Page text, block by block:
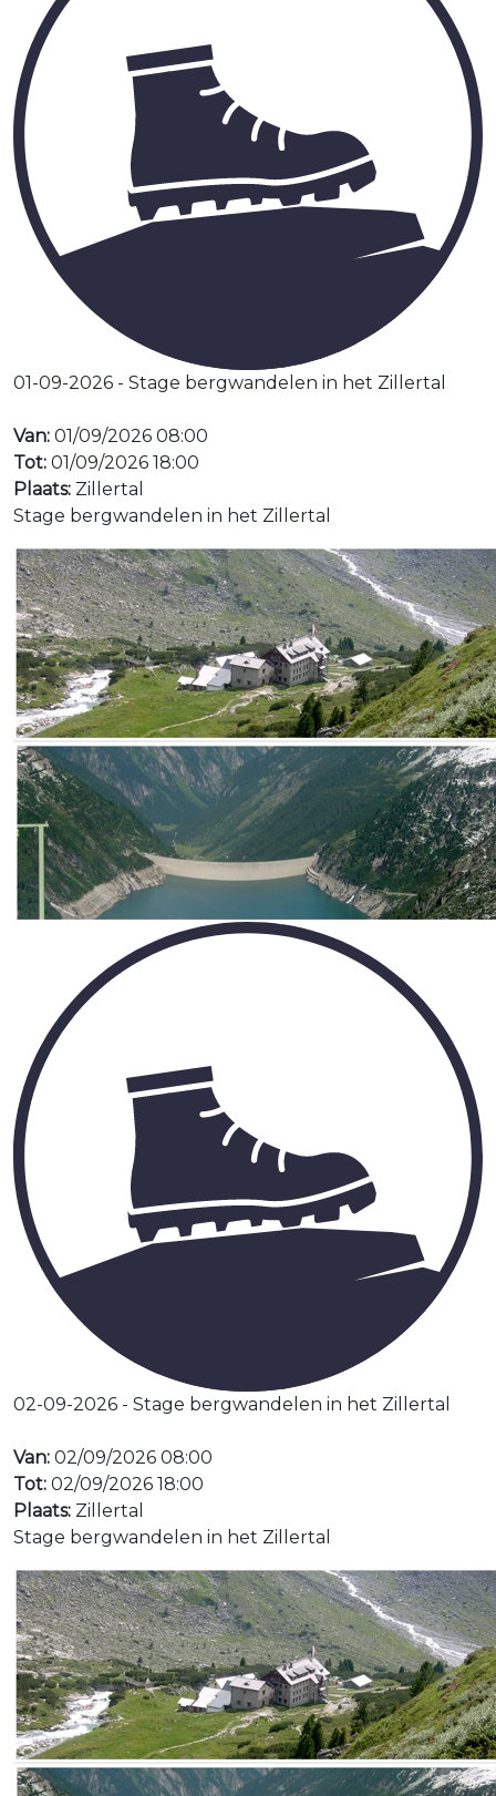
01-09-2026 - Stage bergwandelen in het Zillertal
Van: 01/09/2026 08:00
Tot: 01/09/2026 18:00
Plaats: Zillertal
Stage bergwandelen in het Zillertal
02-09-2026 - Stage bergwandelen in het Zillertal
Van: 02/09/2026 08:00
Tot: 02/09/2026 18:00
Plaats: Zillertal
Stage bergwandelen in het Zillertal